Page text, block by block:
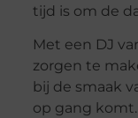
tijd is om de
Met een DJ
zorgen te
bij de smaak
op gang komt.